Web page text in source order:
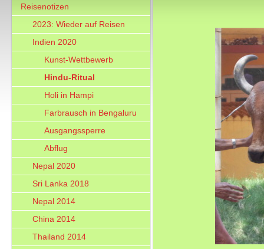
Reisenotizen
2023: Wieder auf Reisen
Indien 2020
Kunst-Wettbewerb
Hindu-Ritual
Holi in Hampi
Farbrausch in Bengaluru
Ausgangssperre
Abflug
Nepal 2020
Sri Lanka 2018
Nepal 2014
China 2014
Thailand 2014